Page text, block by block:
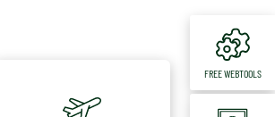
FREE WEBTOOLS